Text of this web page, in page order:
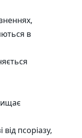
в
псоріазу,